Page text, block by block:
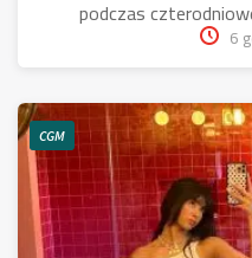
podczas
6
CGM